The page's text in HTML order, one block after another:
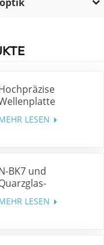
Ordnung
LESEN
BK7 und
und
LESEN